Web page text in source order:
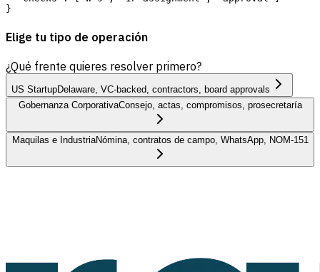
Elige tu tipo de operación
¿Qué frente quieres resolver primero?
US StartupDelaware, VC-backed, contractors, board approvals
Gobernanza CorporativaConsejo, actas, compromisos, prosecretaría
Maquilas e IndustriaNómina, contratos de campo, WhatsApp, NOM-151